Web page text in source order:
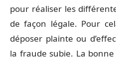
pour réaliser les
de façon légale. Pour
déposer plainte ou
la fraude subie. La bonne